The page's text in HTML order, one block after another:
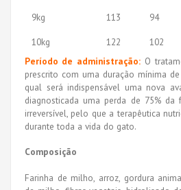
9kg
113 94
10kg
122 102
Período de administração:O
prescrito com uma duração mínima
qual será indispensável uma nova
diagnosticada uma perda de 75%
irreversível, pelo que a terapêutica
durante toda a vida do gato.
Composição
Farinha de milho, arroz, gordura